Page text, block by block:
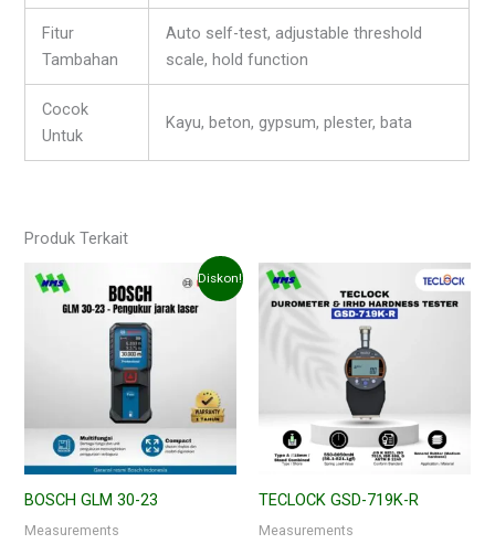
Fitur
Tambahan
Auto self-test, adjustable threshold
scale, hold function
Cocok
Untuk
Kayu, beton, gypsum, plester, bata
Produk Terkait
Diskon!
BOSCH GLM 30-23
Measurements
aslinya
adalah:
Rp1,556,220.00.
Harga
saat
TECLOCK GSD-719K-R
Measurements